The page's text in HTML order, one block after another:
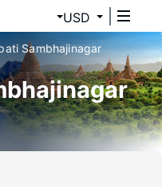
USD
Sambhajinagar